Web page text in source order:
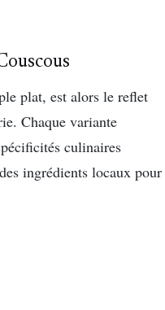
plat, est alors le reflet
Chaque variante
culinaires
ingrédients locaux pour